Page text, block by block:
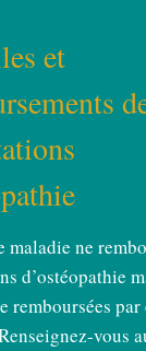
et
maladie ne
d’ostéopathie
remboursées
vous